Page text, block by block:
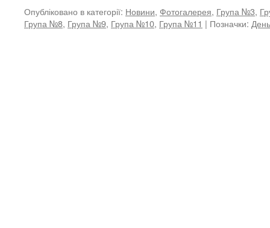
Опубліковано в категорії: Новини, Фотогалерея, Група №3,
Група №8, Група №9, Група №10, Група №11 | Позначки: